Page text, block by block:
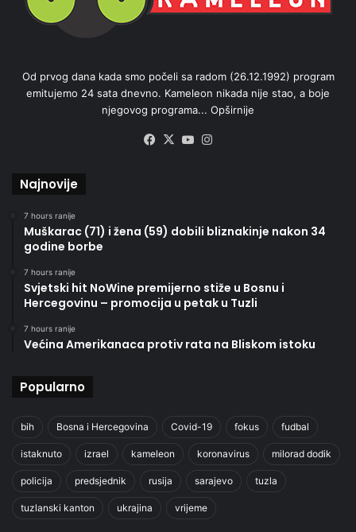
Od prvog dana kada smo počeli sa radom (26.12.1992) program
emitujemo 24 sata dnevno. Kameleon nikada nije stao, a boje
njegovog programa... Opširnije
Facebook
X YouTube
Najnovije
7 hours ranije
Muškarac (71) i žena (59) dobili bliznakinje nakon 34
godine borbe
7 hours ranije
Svjetski hit NoWine premijerno stiže u Bosnu i
Hercegovinu – promocija u petak u Tuzli
7 hours ranije
Većina Amerikanaca protiv rata na Bliskom istoku
Popularno
bih Bosna i Hercegovina Covid-19 fokus fudbal
istaknuto izrael kameleon koronavirus milorad dodik
policija predsjednik rusija sarajevo tuzla
tuzlanski kanton ukrajina vrijeme